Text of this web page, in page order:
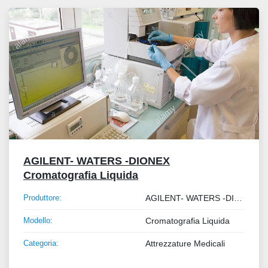
Tutte le categorie
Ordina per
AGILENT- WATERS -DIONEX
Cromatografia Liquida
Produttore:
Modello: Cromatografia Liquida
Categoria: Attrezzature Medicali